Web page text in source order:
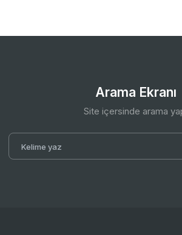
Arama Ekranı
Site içersinde arama